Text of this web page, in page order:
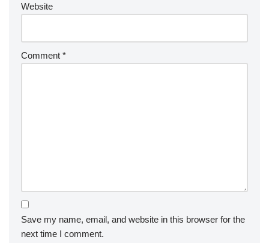
Website
Comment *
Save my name, email, and website in this browser for the
next time I comment.